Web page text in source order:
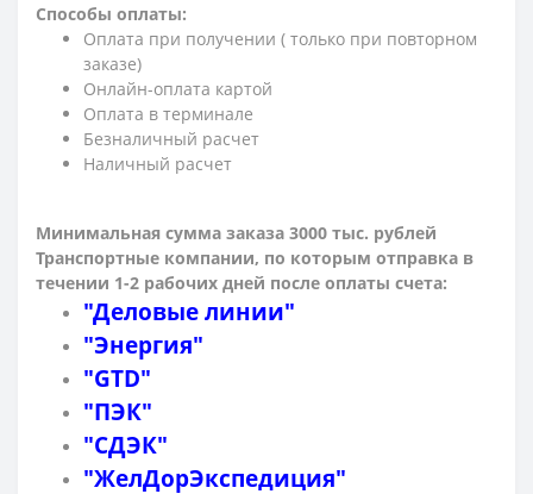
Способы оплаты:
Оплата при получении ( только при повторном
заказе)
Онлайн-оплата картой
Оплата в терминале
Безналичный расчет
Наличный расчет
Минимальная сумма заказа 3000 тыс. рублей
Транспортные компании, по которым отправка в
течении 1-2 рабочих дней после оплаты счета:
"Деловые линии"
"Энергия"
"GTD"
"ПЭК"
"СДЭК"
"ЖелДорЭкспедиция"